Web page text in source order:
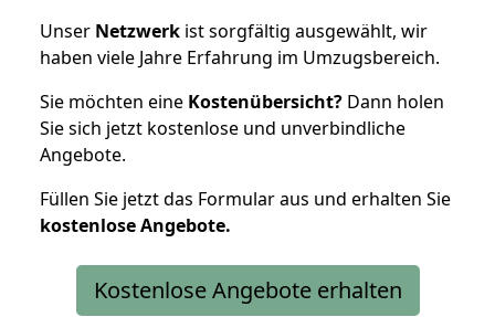
Unser Netzwerk ist sorgfältig ausgewählt, wir
haben viele Jahre Erfahrung im Umzugsbereich.
Sie möchten eine Kostenübersicht? Dann holen
Sie sich jetzt kostenlose und unverbindliche
Angebote.
Füllen Sie jetzt das Formular aus und erhalten Sie
kostenloseAngebote.
Kostenlose Angebote erhalten